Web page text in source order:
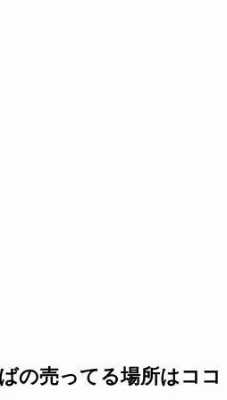
の売ってる場所はココ